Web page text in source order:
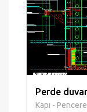
Perde duvar
Kapı - Pencere